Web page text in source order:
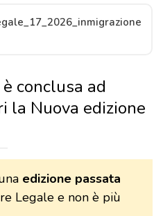
conclusa ad
la Nuova edizione
edizione passata
Legale e non è più